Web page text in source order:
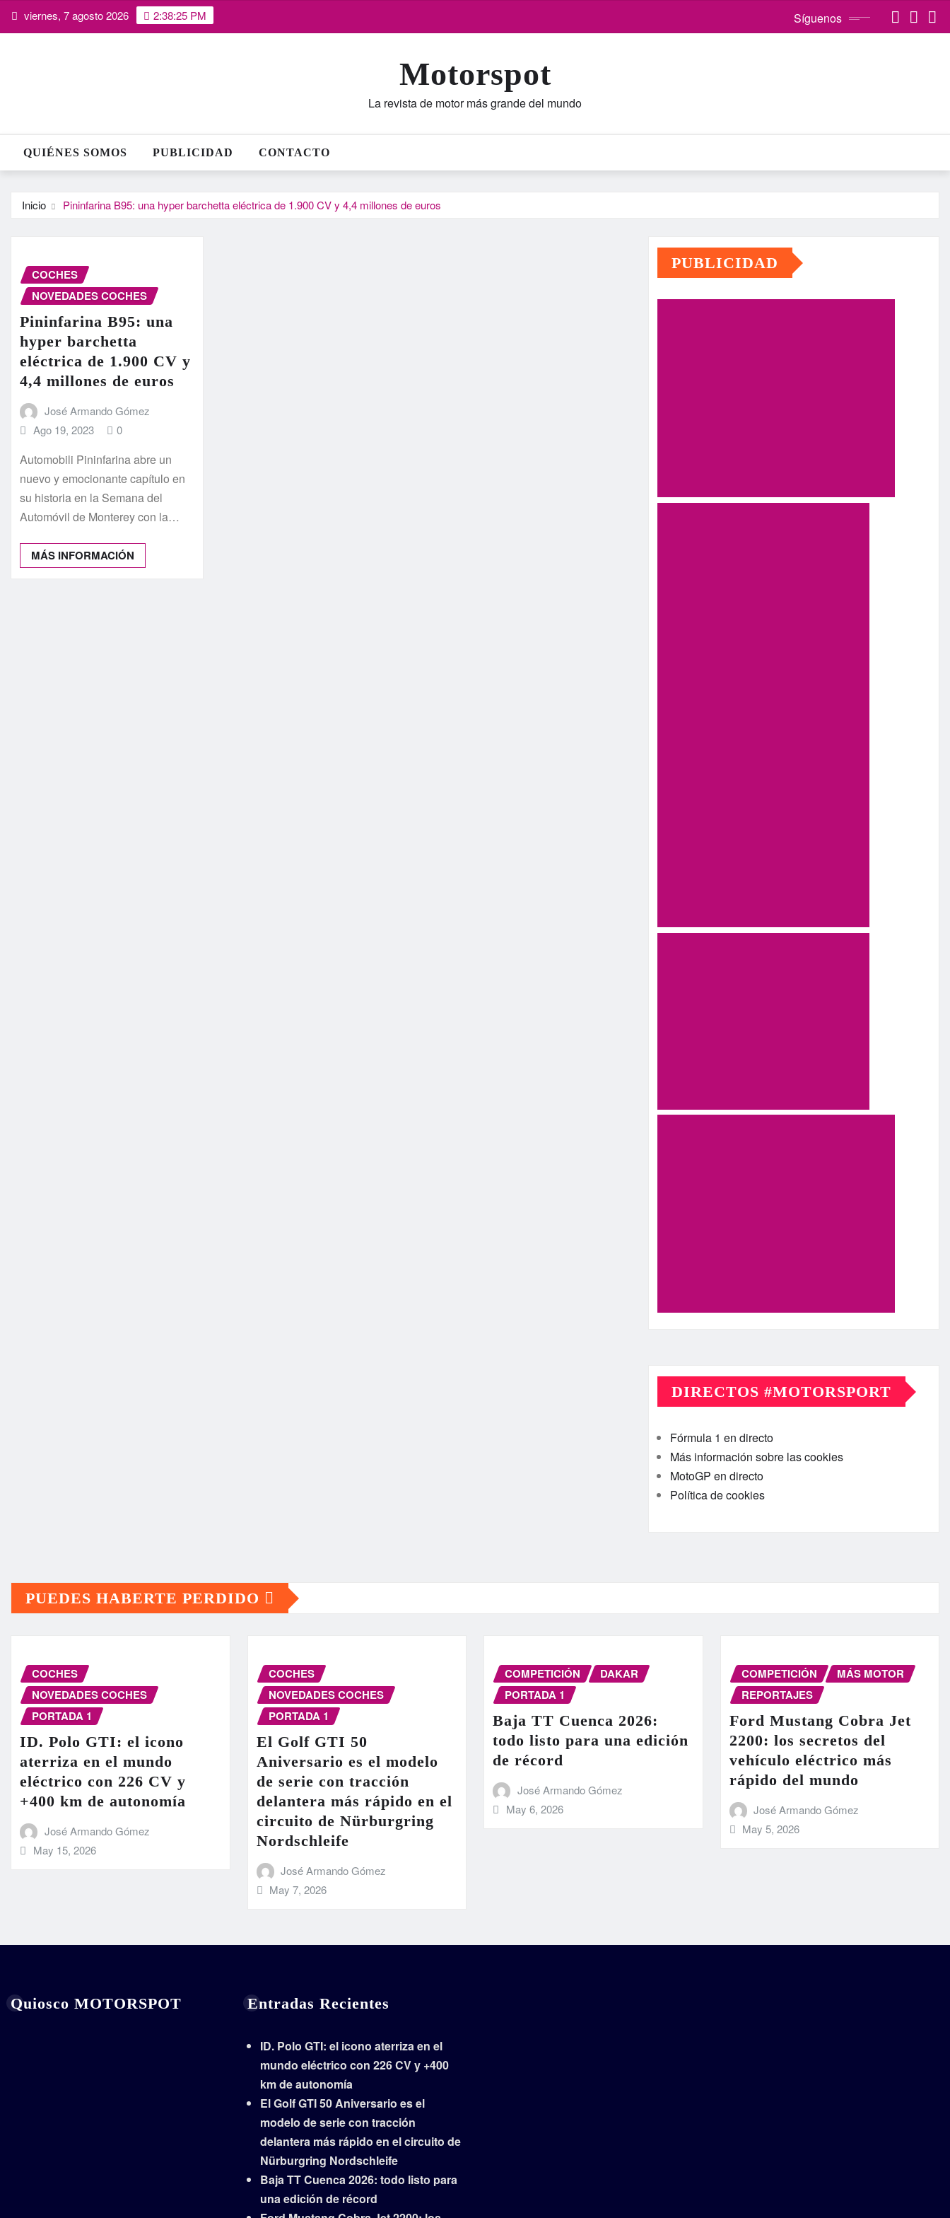
Saltar viernes, 7 agosto 2026 2:38:26 PM Síguenos
Motorspot
La revista de motor más grande del mundo
QUIÉNES SOMOS PUBLICIDAD CONTACTO
Inicio Pininfarina B95: una hyper barchetta eléctrica de 1.900 CV y 4,4 millones de euros
COCHES
NOVEDADES COCHES
Pininfarina B95: una
hyper barchetta
eléctrica de 1.900 CV y
4,4 millones de euros
José Armando Gómez
Ago 19, 2023
0
Automobili Pininfarina abre un
nuevo y emocionante capítulo en
su historia en la Semana del
Automóvil de Monterey con la…
MÁS INFORMACIÓN
PUBLICIDAD
DIRECTOS #MOTORSPORT
Fórmula 1 en directo
Más información sobre las cookies
MotoGP en directo
Política de cookies
PUEDES HABERTE PERDIDO
COCHES
NOVEDADES COCHES
PORTADA 1
ID. Polo GTI: el icono
aterriza en el mundo
eléctrico con 226 CV y
+400 km de autonomía
José Armando Gómez
May 15, 2026
COCHES
NOVEDADES COCHES
PORTADA 1
El Golf GTI 50
Aniversario es el modelo
de serie con tracción
delantera más rápido en el
circuito de Nürburgring
Nordschleife
José Armando Gómez
May 7, 2026
COMPETICIÓN
DAKAR
PORTADA 1
Baja TT Cuenca 2026:
todo listo para una edición
de récord
José Armando Gómez
May 6, 2026
COMPETICIÓN
MÁS MOTOR
REPORTAJES
Ford Mustang Cobra Jet
2200: los secretos del
vehículo eléctrico más
rápido del mundo
José Armando Gómez
May 5, 2026
Quiosco MOTORSPOT Entradas Recientes
ID. Polo GTI: el icono aterriza en el
mundo eléctrico con 226 CV y +400
km de autonomía
El Golf GTI 50 Aniversario es el
modelo de serie con tracción
delantera más rápido en el circuito de
Nürburgring Nordschleife
Baja TT Cuenca 2026: todo listo para
una edición de récord